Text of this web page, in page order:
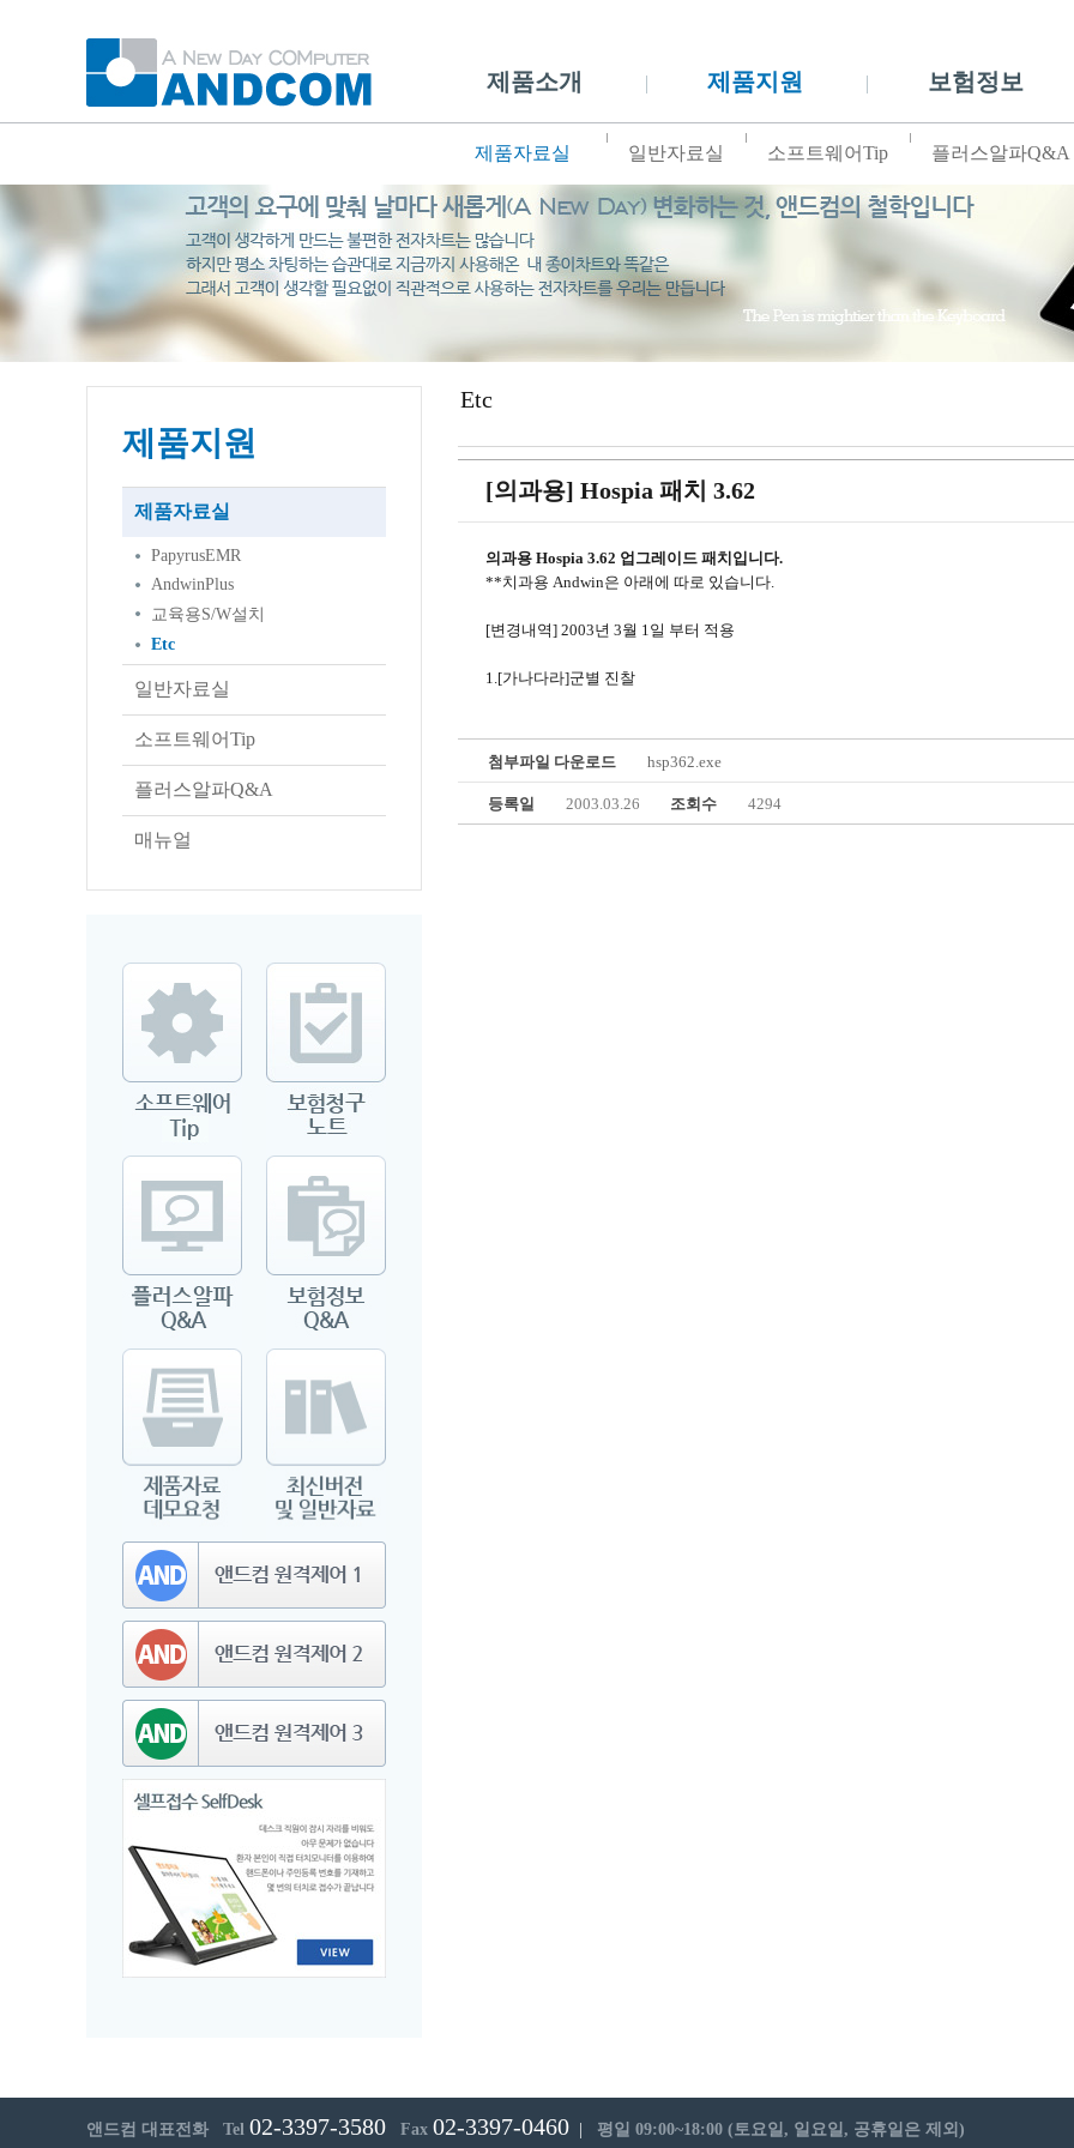
제품소개 제품지원
제품자료실 일반자료실 소프트웨어Tip 플러스알파Q&A
보험정보
제품지원
제품자료실
PapyrusEMR
AndwinPlus
교육용S/W설치
Etc
일반자료실
소프트웨어Tip
플러스알파Q&A
매뉴얼
Etc
[의과용] Hospia 패치 3.62
의과용 Hospia 3.62 업그레이드 패치입니다.
**치과용 Andwin은 아래에 따로 있습니다.
[변경내역] 2003년 3월 1일 부터 적용
1.[가나다라]군별 진찰
첨부파일 다운로드 hsp362.exe
등록일 2003.03.26 조회수 4294
앤드컴 대표전화 Tel 02-3397-3580 Fax 02-3397-0460 평일 09:00~18:00 (토요일, 일요일, 공휴일은 제외)